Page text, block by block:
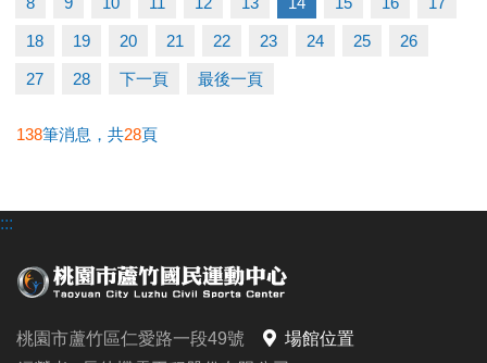
原信用卡、繳費憑證及發票至本中心辦理退費。
冬日不偷懶，12月一起動起來！
課務部：03-2639066 #115
18 19 20 21 22 23 24 25 26
27 28 下一頁 最後一頁
138筆消息，共28頁
:::
桃園市蘆竹區仁愛路一段49號
場館位置